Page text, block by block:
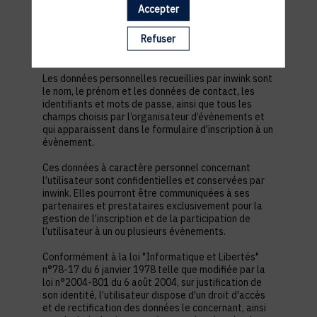
s’inscrire à un évènement, d’accéder au site d’un
évènement, et de consulter les informations
relatives à l’organisation pratique et logistique d’un
Les données personnelles recueillies par inwink sont
le nom, le prénom et les données de contact, les
identifiants et mots de passe, ainsi que tous les
champs choisis par l’organisateur d’évènements et
qui apparaissent dans le formulaire d’inscription à un
évènement.
Ces données à caractère personnel concernant
l’utilisateur sont confidentielles et conservées par
inwink. Elles pourront être communiquées à ses
partenaires et prestataires exclusivement pour la
gestion de l’inscription et de la participation de
l’utilisateur à un ou plusieurs évènements.
Conformément à la loi "Informatique et Libertés"
n°78-17 du 6 janvier 1978 telle que modifiée par la
loi n°2004-801 du 6 août 2004, sur justification de
son identité, l’utilisateur dispose d'un droit d'accès
et de rectification des données le concernant, ainsi
Accepter
Refuser